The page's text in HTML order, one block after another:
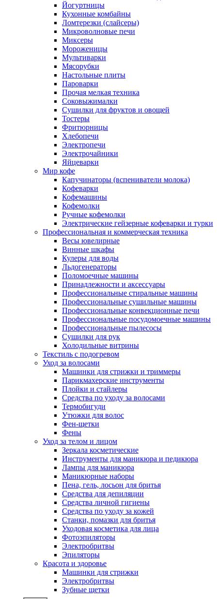
Йогуртницы
Кухонные комбайны
Ломтерезки (слайсеры)
Микроволновые печи
Миксеры
Мороженицы
Мультиварки
Мясорубки
Настольные плиты
Пароварки
Прочая мелкая техника
Соковыжималки
Сушилки для фруктов и овощей
Тостеры
Фритюрницы
Хлебопечи
Электропечи
Электрочайники
Яйцеварки
Мир кофе
Капучинаторы (вспениватели молока)
Кофеварки
Кофемашины
Кофемолки
Ручные кофемолки
Электрические гейзерные кофеварки и турки
Профессиональная и коммерческая техника
Весы ювелирные
Винные шкафы
Кулеры для воды
Льдогенераторы
Поломоечные машины
Принадлежности и аксессуары
Профессиональные стиральные машины
Профессиональные сушильные машины
Профессиональные конвекционные печи
Профессиональные посудомоечные машины
Профессиональные пылесосы
Сушилки для рук
Холодильные витрины
Текстиль с подогревом
Уход за волосами
Машинки для стрижки и триммеры
Парикмахерские инструменты
Плойки и стайлеры
Средства по уходу за волосами
Термобигуди
Утюжки для волос
Фен-щетки
Фены
Уход за телом и лицом
Зеркала косметические
Инструменты для маникюра и педикюра
Лампы для маникюра
Маникюрные наборы
Пена, гель, лосьон для бритья
Средства для депиляции
Средства личной гигиены
Средства по уходу за кожей
Станки, помазки для бритья
Уходовая косметика для лица
Фотоэпиляторы
Электробритвы
Эпиляторы
Красота и здоровье
Машинки для стрижки
Электробритвы
Зубные щетки